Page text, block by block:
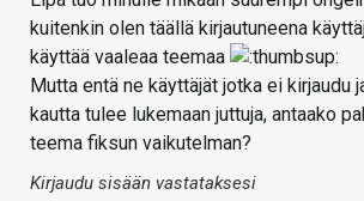
kuitenkin olen täällä kirjautuneena
käyttää vaaleaa teemaa
Mutta entä ne käyttäjät jotka ei kirjaudu
kautta tulee lukemaan juttuja, antaako
teema fiksun vaikutelman?
Kirjaudu sisään vastataksesi